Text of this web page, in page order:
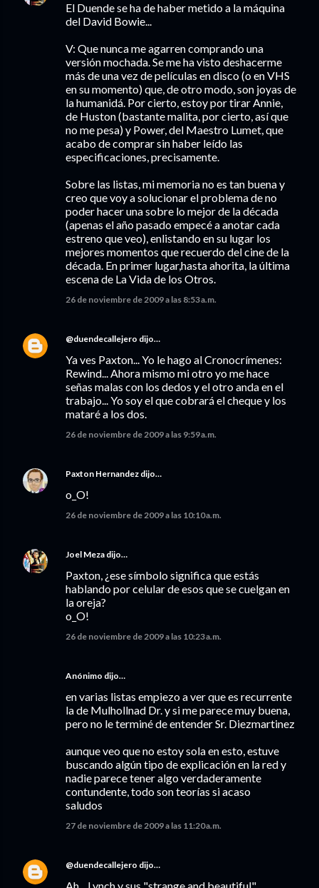
El Duende se ha de haber metido a la máquina
del David Bowie...
V: Que nunca me agarren comprando una
versión mochada. Se me ha visto deshacerme
más de una vez de películas en disco (o en VHS
en su momento) que, de otro modo, son joyas de
la humanidá. Por cierto, estoy por tirar Annie,
de Huston (bastante malita, por cierto, así que
no me pesa) y Power, del Maestro Lumet, que
acabo de comprar sin haber leído las
especificaciones, precisamente.
Sobre las listas, mi memoria no es tan buena y
creo que voy a solucionar el problema de no
poder hacer una sobre lo mejor de la década
(apenas el año pasado empecé a anotar cada
estreno que veo), enlistando en su lugar los
mejores momentos que recuerdo del cine de la
década. En primer lugar,hasta ahorita, la última
escena de La Vida de los Otros.
26 de noviembre de 2009 a las 8:53 a.m.
@duendecallejero dijo…
Ya ves Paxton... Yo le hago al Cronocrímenes:
Rewind... Ahora mismo mi otro yo me hace
señas malas con los dedos y el otro anda en el
trabajo... Yo soy el que cobrará el cheque y los
mataré a los dos.
26 de noviembre de 2009 a las 9:59 a.m.
Paxton Hernandez dijo…
o_O!
26 de noviembre de 2009 a las 10:10 a.m.
Joel Meza dijo…
Paxton, ¿ese símbolo significa que estás
hablando por celular de esos que se cuelgan en
la oreja?
o_O!
26 de noviembre de 2009 a las 10:23 a.m.
Anónimo dijo…
en varias listas empiezo a ver que es recurrente
la de Mulhollnad Dr. y si me parece muy buena,
pero no le terminé de entender Sr. Diezmartinez
aunque veo que no estoy sola en esto, estuve
buscando algún tipo de explicación en la red y
nadie parece tener algo verdaderamente
contundente, todo son teorías si acaso
saludos
27 de noviembre de 2009 a las 11:20 a.m.
@duendecallejero dijo…